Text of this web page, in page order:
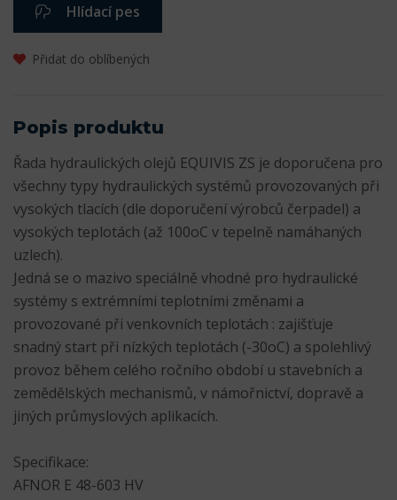
Hlídací pes
Přidat do oblíbených
Popis produktu
Řada hydraulických olejů EQUIVIS ZS je doporučena pro
všechny typy hydraulických systémů provozovaných při
vysokých tlacích (dle doporučení výrobců čerpadel) a
vysokých teplotách (až 100oC v tepelně namáhaných
uzlech).
Jedná se o mazivo speciálně vhodné pro hydraulické
systémy s extrémními teplotními změnami a
provozované při venkovních teplotách : zajišťuje
snadný start při nízkých teplotách (-30oC) a spolehlivý
provoz během celého ročního období u stavebních a
zemědělských mechanismů, v námořnictví, dopravě a
jiných průmyslových aplikacích.
Specifikace:
AFNOR E 48-603 HV